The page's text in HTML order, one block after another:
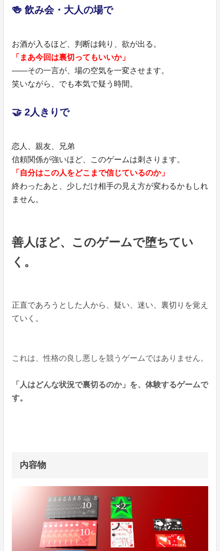
🍻 飲み会・大人の場で
お酒が入るほど、判断は鈍り、欲が出る。
「まあ今回は裏切ってもいいか」
――その一言が、場の空気を一変させます。
笑いながら、でも本気で疑う時間。
🤝 2人きりで
恋人、親友、兄弟
信頼関係が強いほど、このゲームは刺さります。
「自分はこの人をどこまで信じているのか」
終わったあと、少しだけ相手の見え方が変わるかもしれ
ません。
善人ほど、このゲームで堕ちてい
く。
正直であろうとした人から、疑い、迷い、裏切りを覚え
ていく。
これは、性格の良し悪しを競うゲームではありません。
「人はどんな状況で裏切るのか」を、体験するゲームで
す。
内容物